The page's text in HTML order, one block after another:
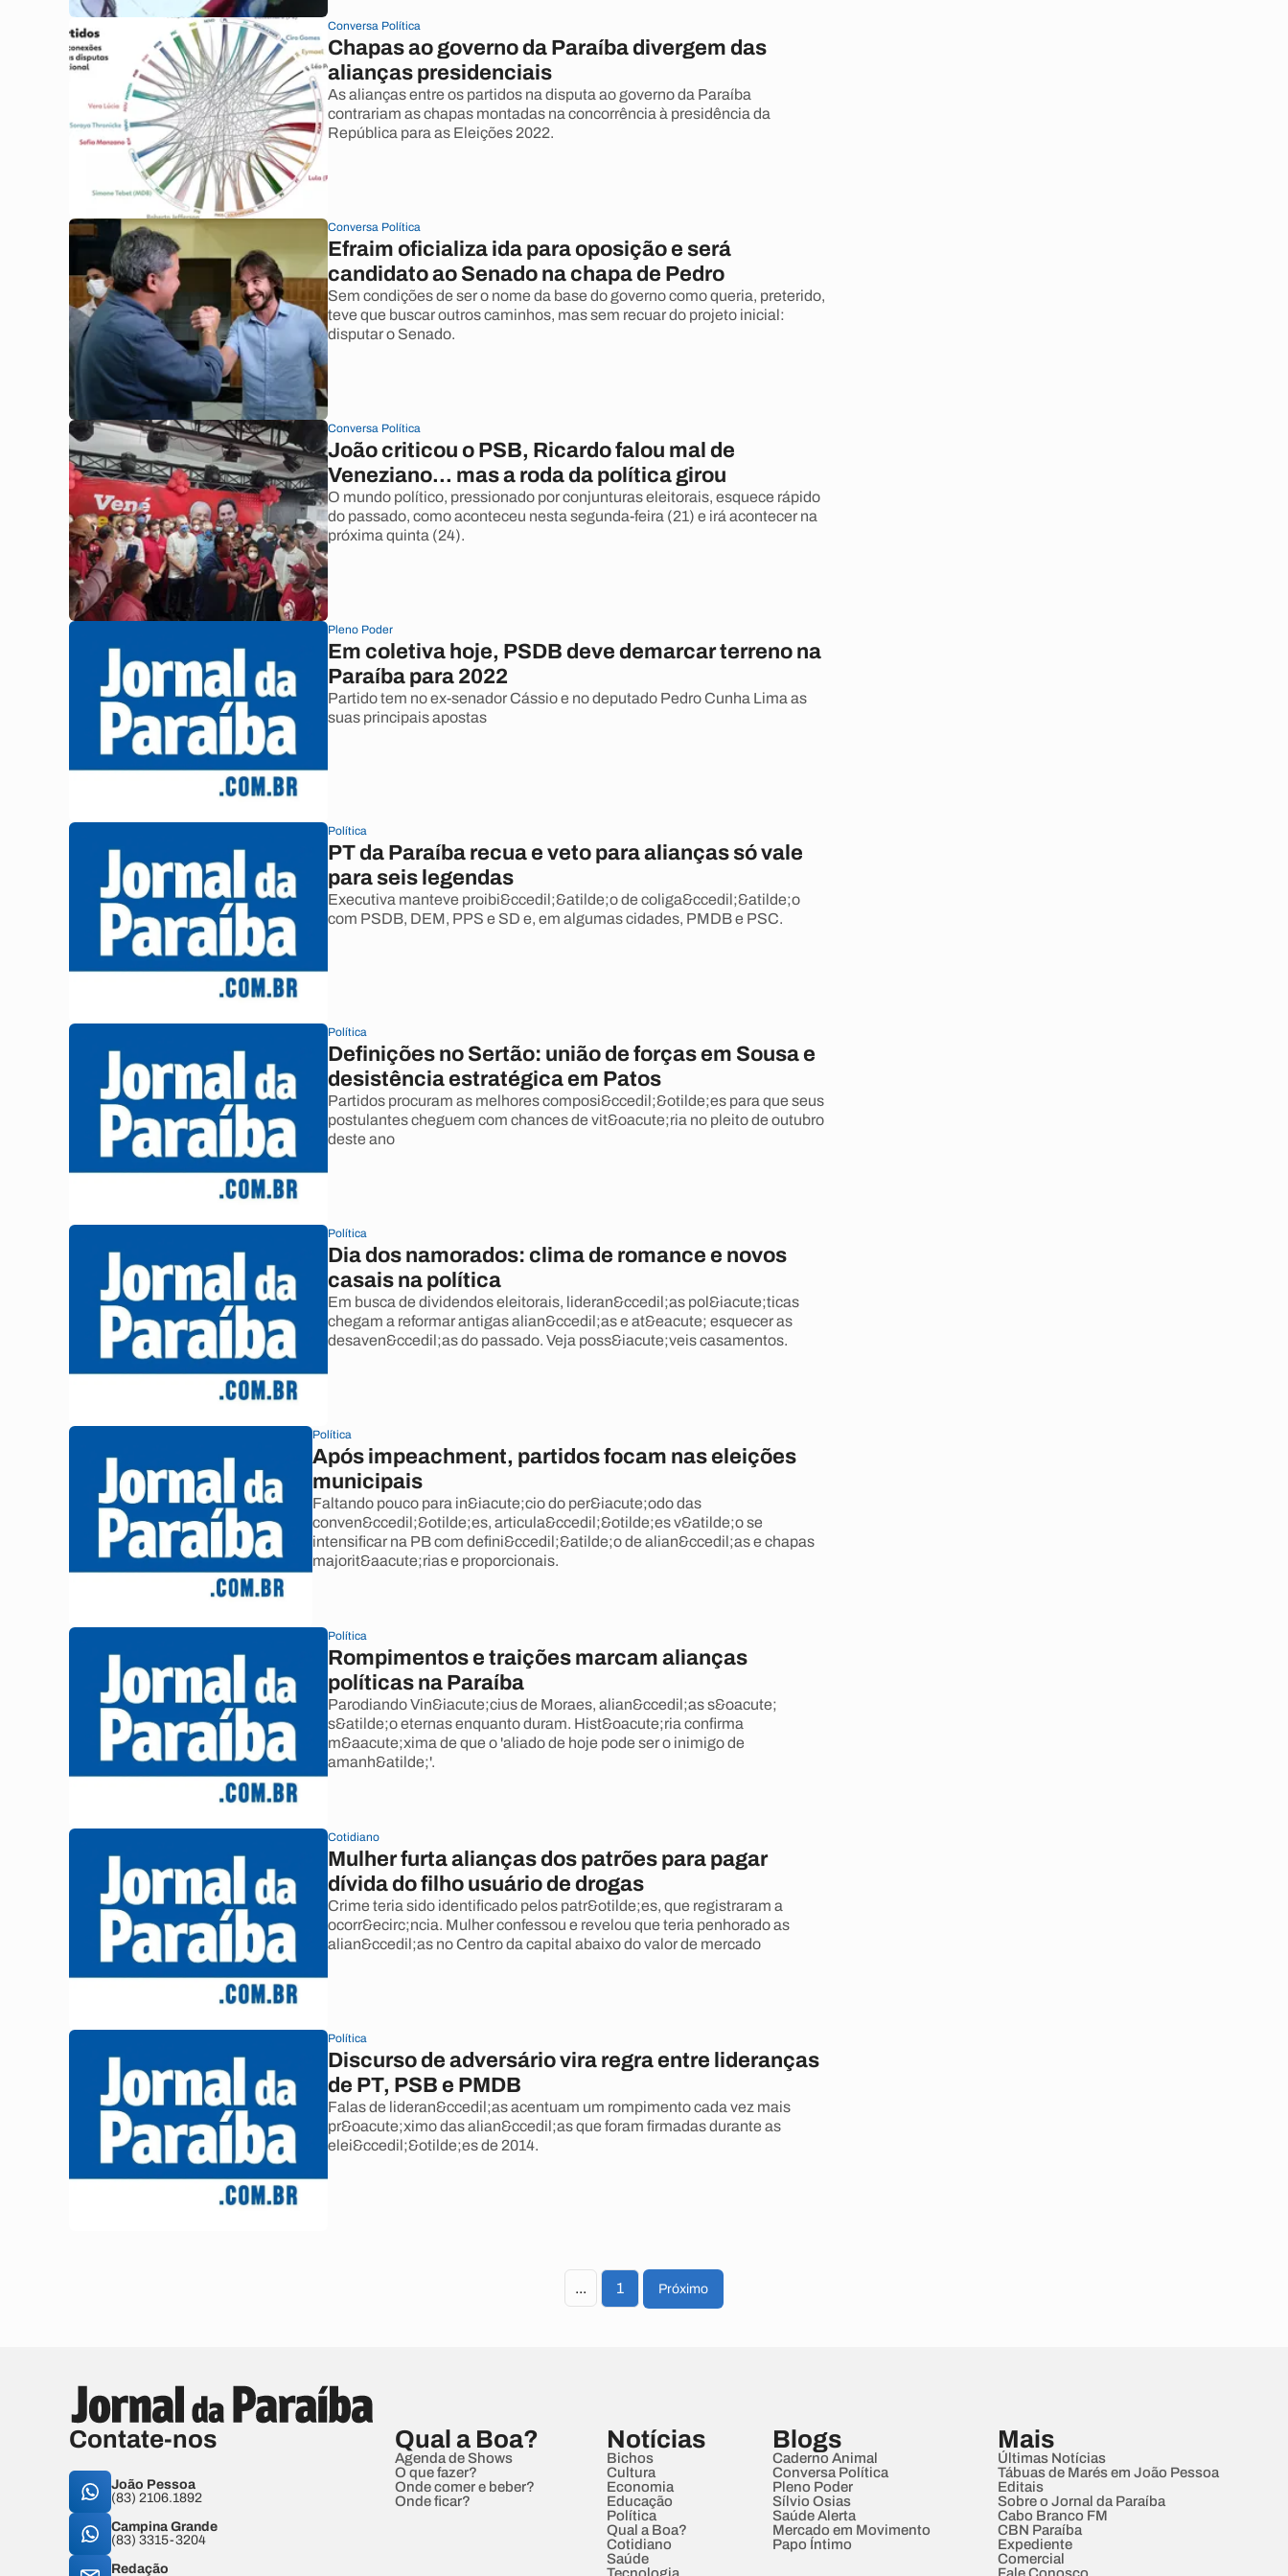
Conversa Política
Chapas ao governo da Paraíba divergem das
alianças presidenciais
As alianças entre os partidos na disputa ao governo da Paraíba
contrariam as chapas montadas na concorrência à presidência da
República para as Eleições 2022.
Conversa Política
Efraim oficializa ida para oposição e será
candidato ao Senado na chapa de Pedro
Sem condições de ser o nome da base do governo como queria, preterido,
teve que buscar outros caminhos, mas sem recuar do projeto inicial:
disputar o Senado.
Conversa Política
João criticou o PSB, Ricardo falou mal de
Veneziano... mas a roda da política girou
O mundo político, pressionado por conjunturas eleitorais, esquece rápido
do passado, como aconteceu nesta segunda-feira (21) e irá acontecer na
próxima quinta (24).
Pleno Poder
Em coletiva hoje, PSDB deve demarcar terreno na
Paraíba para 2022
Partido tem no ex-senador Cássio e no deputado Pedro Cunha Lima as
suas principais apostas
Política
PT da Paraíba recua e veto para alianças só vale
para seis legendas
Executiva manteve proibi&ccedil;&atilde;o de coliga&ccedil;&atilde;o
com PSDB, DEM, PPS e SD e, em algumas cidades, PMDB e PSC.
Política
Definições no Sertão: união de forças em Sousa e
desistência estratégica em Patos
Partidos procuram as melhores composi&ccedil;&otilde;es para que seus
postulantes cheguem com chances de vit&oacute;ria no pleito de outubro
deste ano
Política
Dia dos namorados: clima de romance e novos
casais na política
Em busca de dividendos eleitorais, lideran&ccedil;as pol&iacute;ticas
chegam a reformar antigas alian&ccedil;as e at&eacute; esquecer as
desaven&ccedil;as do passado. Veja poss&iacute;veis casamentos.
Política
Após impeachment, partidos focam nas eleições
municipais
Faltando pouco para in&iacute;cio do per&iacute;odo das
conven&ccedil;&otilde;es, articula&ccedil;&otilde;es v&atilde;o se
intensificar na PB com defini&ccedil;&atilde;o de alian&ccedil;as e chapas
majorit&aacute;rias e proporcionais.
Política
Rompimentos e traições marcam alianças
políticas na Paraíba
Parodiando Vin&iacute;cius de Moraes, alian&ccedil;as s&oacute;
s&atilde;o eternas enquanto duram. Hist&oacute;ria confirma
m&aacute;xima de que o 'aliado de hoje pode ser o inimigo de
amanh&atilde;'.
Cotidiano
Mulher furta alianças dos patrões para pagar
dívida do filho usuário de drogas
Crime teria sido identificado pelos patr&otilde;es, que registraram a
ocorr&ecirc;ncia. Mulher confessou e revelou que teria penhorado as
alian&ccedil;as no Centro da capital abaixo do valor de mercado
Política
Discurso de adversário vira regra entre lideranças
de PT, PSB e PMDB
Falas de lideran&ccedil;as acentuam um rompimento cada vez mais
pr&oacute;ximo das alian&ccedil;as que foram firmadas durante as
elei&ccedil;&otilde;es de 2014.
... 1 Próximo
Contate-nos
João Pessoa
(83) 2106.1892
Campina Grande
(83) 3315-3204
Redação
Qual a Boa?
Agenda de Shows
O que fazer?
Onde comer e beber?
Onde ficar?
Notícias
Bichos
Cultura
Economia
Educação
Política
Qual a Boa?
Cotidiano
Saúde
Blogs
Caderno Animal
Conversa Política
Pleno Poder
Sílvio Osias
Saúde Alerta
Mercado em Movimento
Papo Íntimo
Mais
Últimas Notícias
Tábuas de Marés em João Pessoa
Editais
Sobre o Jornal da Paraíba
Cabo Branco FM
CBN Paraíba
Expediente
Comercial